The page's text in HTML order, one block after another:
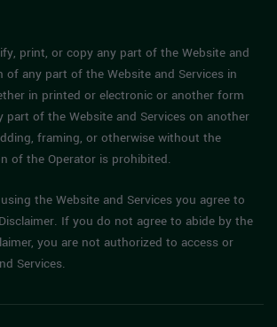
print, or copy any part of the Website and
of any part of the Website and Services in
in printed or electronic or another form
part of the Website and Services on another
framing, or otherwise without the
of the Operator is prohibited.
the Website and Services you agree to
If you do not agree to abide by the
you are not authorized to access or
Services.